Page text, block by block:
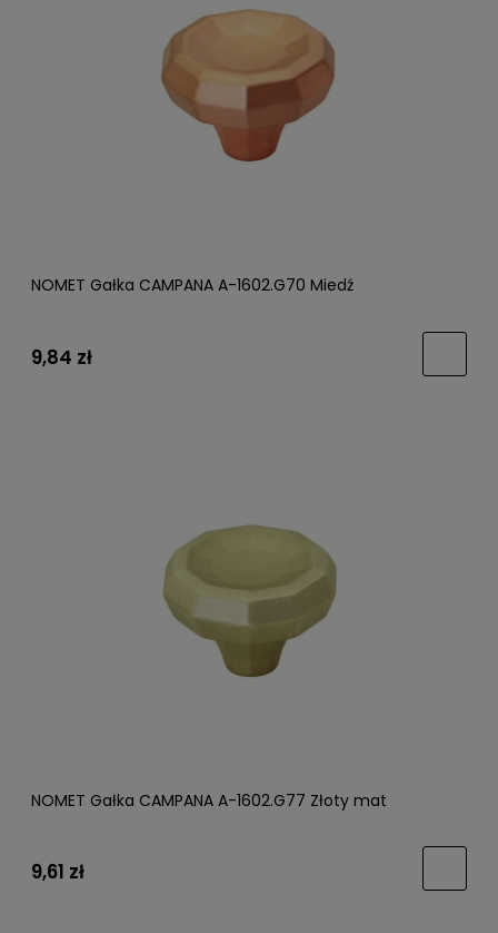
NOMET Gałka CAMPANA A-1602.G70 Miedź
9,84 zł
NOMET Gałka CAMPANA A-1602.G77 Złoty mat
9,61 zł